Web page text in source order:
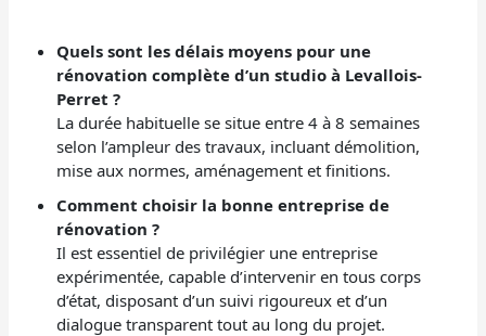
Quels sont les délais moyens pour une
rénovation complète d’un studio à Levallois-
Perret ?
La durée habituelle se situe entre 4 à 8 semaines
selon l’ampleur des travaux, incluant démolition,
mise aux normes, aménagement et finitions.
Comment choisir la bonne entreprise de
rénovation ?
Il est essentiel de privilégier une entreprise
expérimentée, capable d’intervenir en tous corps
d’état, disposant d’un suivi rigoureux et d’un
dialogue transparent tout au long du projet.